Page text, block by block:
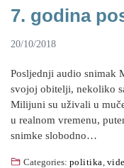
7. godina
20/10/2018
Posljednji audio snimak
svojoj obitelji, nekoliko
Milijuni su uživali u
u realnom vremenu,
snimke slobodno…
Categories: politika,